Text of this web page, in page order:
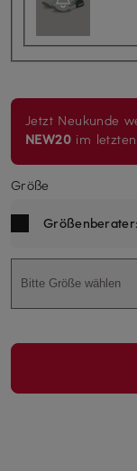
Jetzt Neukunde
NEW20 im
Größe
Größenberater
Bitte Größe wählen